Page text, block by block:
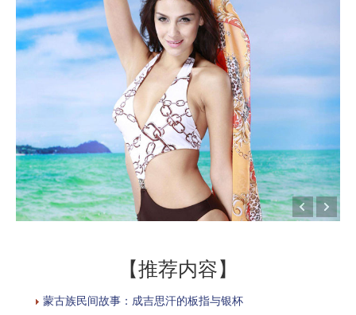
【推荐内容】
蒙古族民间故事：成吉思汗的板指与银杯